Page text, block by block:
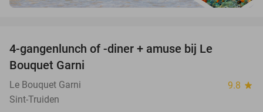
4-gangenlunch of -diner + amuse bij Le
Bouquet Garni
Le Bouquet Garni 9.8 star
Sint-Truiden